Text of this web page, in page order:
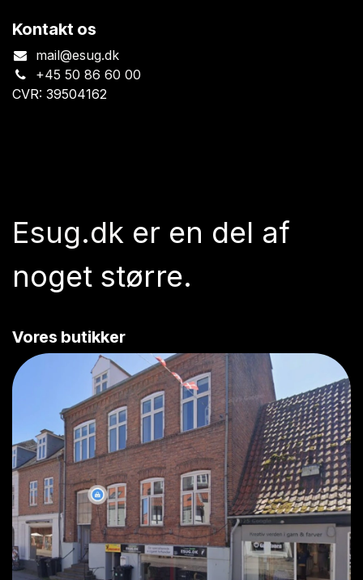
Kontakt os
mail@esug.dk
+45 50 86 60 00
CVR: 39504162
Esug.dk er en del af
noget større.
Vores butikker